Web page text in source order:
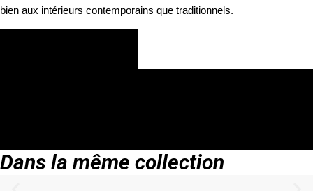
bien aux intérieurs contemporains que traditionnels.
Dans la même collection